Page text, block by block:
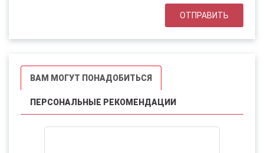
ВАМ МОГУТ ПОНАДОБИТЬСЯ
ПЕРСОНАЛЬНЫЕ РЕКОМЕНДАЦИИ